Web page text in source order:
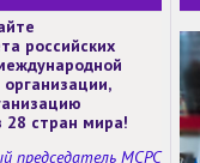
российских
28 стран мира!
председатель МСРС